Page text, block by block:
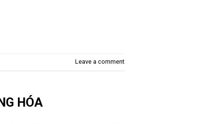
Leave a comment
HÓA